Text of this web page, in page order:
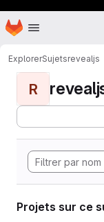
Passer au contenu principal
Page d'accueil
ExplorerSujetsrevealjs
R
Projets sur ce